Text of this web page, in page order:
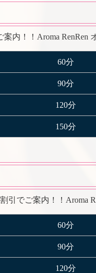
案内！！Aroma RenRen
60分
90分
120分
150分
引でご案内！！Aroma
60分
90分
120分